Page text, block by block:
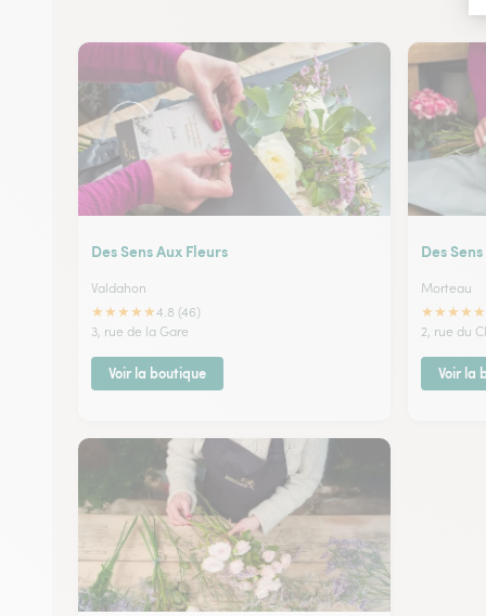
Des Sens Aux Fleurs
Valdahon
★★★★★4.8 (46)
3, rue de la Gare
Voir la boutique
Des
Morteau
★★★★★
2, rue du
Voir la